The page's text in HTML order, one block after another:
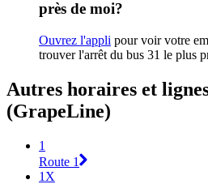
près de moi?
Ouvrez l'appli pour voir votre
trouver l'arrêt du bus 31 le plus
Autres horaires et
(GrapeLine)
1
Route 1
1X